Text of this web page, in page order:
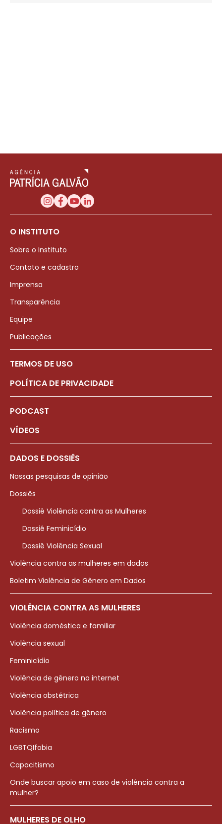
O INSTITUTO
Sobre o Instituto
Contato e cadastro
Imprensa
Transparência
Equipe
Publicações
TERMOS DE USO
POLÍTICA DE PRIVACIDADE
PODCAST
VÍDEOS
DADOS E DOSSIÊS
Nossas pesquisas de opinião
Dossiês
Dossiê Violência contra as Mulheres
Dossiê Feminicídio
Dossiê Violência Sexual
Violência contra as mulheres em dados
Boletim Violência de Gênero em Dados
VIOLÊNCIA CONTRA AS MULHERES
Violência doméstica e familiar
Violência sexual
Feminicídio
Violência de gênero na internet
Violência obstétrica
Violência política de gênero
Racismo
LGBTQIfobia
Capacitismo
Onde buscar apoio em caso de violência contra a
mulher?
MULHERES DE OLHO